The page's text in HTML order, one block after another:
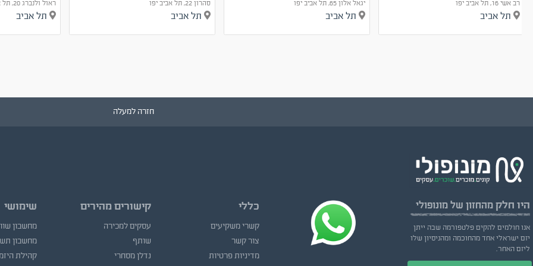
רב אשי 16, תל אביב יפו
תל אביב
יגאל אלון 65, תל אביב יפו
תל אביב
סהרון 22, תל אביב יפו
תל אביב
ראול ולנברג 20, תל אביב יפו
תל אביב
חזרה למעלה
היו חלקמהחזון של מונופולי
אנו חולמים להקים פלטפורמה שבה ייתן
יזם ישראלי אחד מהחוכמה ומהניסיון שלו
ליזם האחר.
כללי
קשרי משקיעים
צור קשר
מדיניות פרטיות
קישורים מהירים
עסקים למכירה
שותף
נדלן מסחרי
שימושי
מחשבון
מחשבון
קהילת